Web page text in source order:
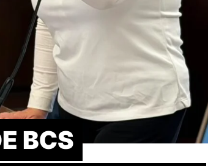
BCS